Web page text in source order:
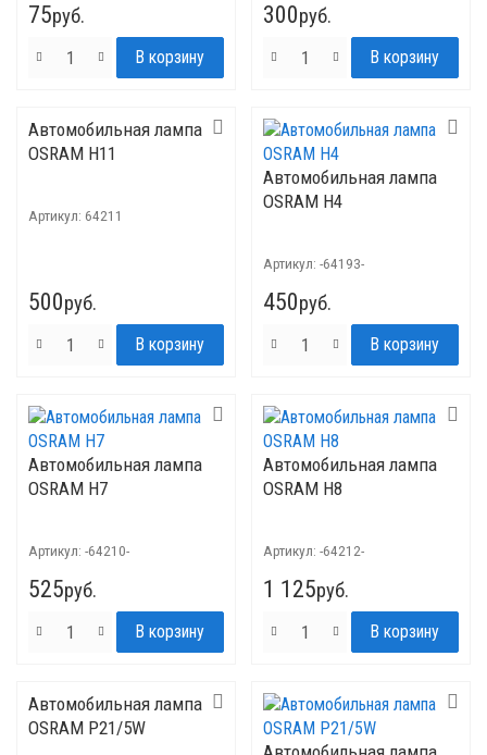
75руб. 300руб.
Автомобильная лампа
OSRAM H11
Артикул: 64211
500руб.
Автомобильная лампа
OSRAM H4
Артикул: -64193-
450руб.
Автомобильная лампа
OSRAM H7
Артикул: -64210-
525руб.
Автомобильная лампа
OSRAM H8
Артикул: -64212-
1 125руб.
Автомобильная лампа
OSRAM P21/5W